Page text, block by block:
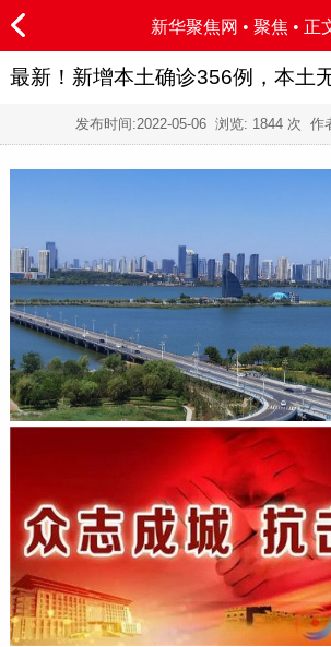
新华聚焦网 • 聚焦 • 正
最新！新增本土确诊356例，本土
发布时间:2022-05-06 浏览: 1844 次 作